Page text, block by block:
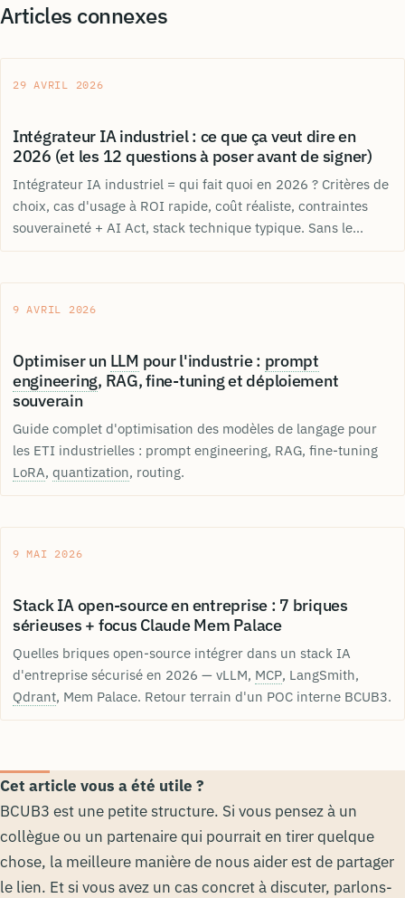
Articles connexes
29 AVRIL 2026
Intégrateur IA industriel : ce que ça veut dire en
2026 (et les 12 questions à poser avant de signer)
Intégrateur IA industriel = qui fait quoi en 2026 ? Critères de
choix, cas d'usage à ROI rapide, coût réaliste, contraintes
souveraineté + AI Act, stack technique typique. Sans le
marketing, avec les chiffres.
9 AVRIL 2026
Optimiser un LLM pour l'industrie : prompt
engineering, RAG, fine-tuning et déploiement
souverain
Guide complet d'optimisation des modèles de langage pour
les ETI industrielles : prompt engineering, RAG, fine-tuning
LoRA, quantization, routing.
9 MAI 2026
Stack IA open-source en entreprise : 7 briques
sérieuses + focus Claude Mem Palace
Quelles briques open-source intégrer dans un stack IA
d'entreprise sécurisé en 2026 — vLLM, MCP, LangSmith,
Qdrant, Mem Palace. Retour terrain d'un POC interne BCUB3.
Cet article vous a été utile ?
BCUB3 est une petite structure. Si vous pensez à un
collègue ou un partenaire qui pourrait en tirer quelque
chose, la meilleure manière de nous aider est de partager
le lien. Et si vous avez un cas concret à discuter, parlons-